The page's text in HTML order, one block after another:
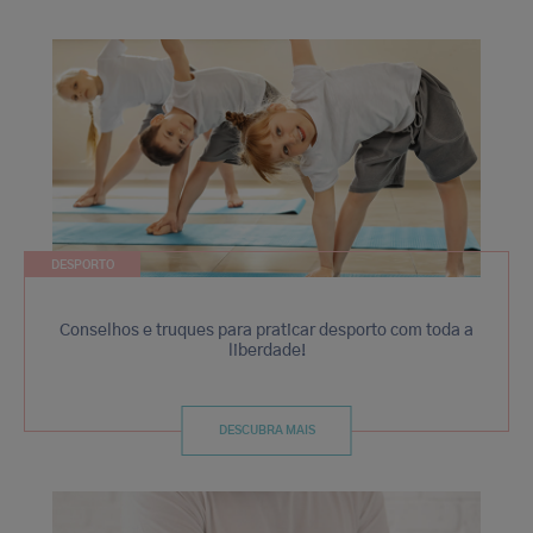
DESPORTO
Conselhos e truques para praticar desporto com toda a
liberdade!
DESCUBRA MAIS